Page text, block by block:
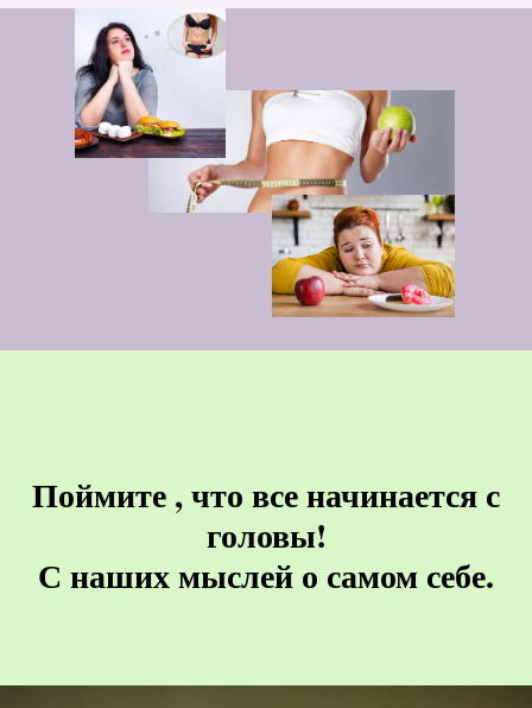
Поймите , что все начинается с
головы!
С наших мыслей о самом себе.